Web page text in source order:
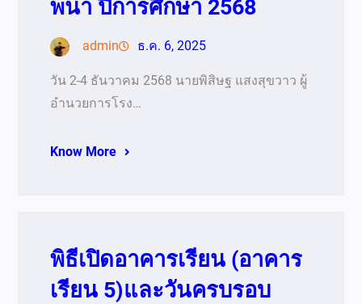
พนา ปีการศึกษา 2568
admin ธ.ค. 6, 2025
วัน 2-4 ธันวาคม 2568 นายพิสิษฐ แสงสุขวาว ผู้
อำนวยการโรง…
Know More
พิธีเปิดอาคารเรียน (อาคาร
เรียน 5)และวันครบรอบ